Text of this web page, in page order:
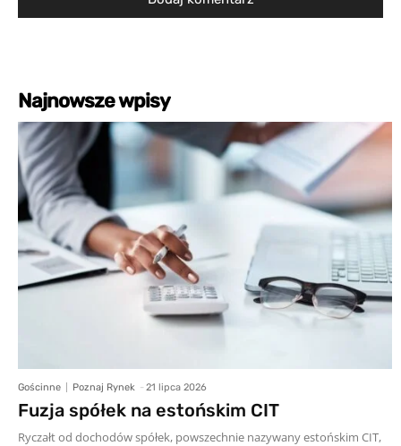
Najnowsze wpisy
Gościnne Poznaj Rynek - 21 lipca 2026
Fuzja spółek na estońskim CIT
Ryczałt od dochodów spółek, powszechnie nazywany estońskim CIT,